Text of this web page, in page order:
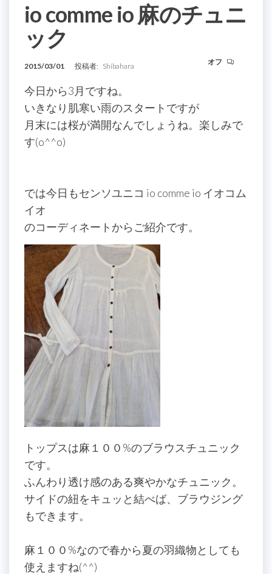
io comme io 麻のチュニ
ック
2015/03/01 投稿者: Shibahara オフ
今日から3月ですね。
いきなり肌寒い雨のスタートですが
月末には桜が満開なんでしょうね。楽しみで
す(o^^o)
では今日もセンソユニコ io comme io イオコム
イオ
のコーディネートからご紹介です。
トップスは麻１００%のブラウスチュニック
です。
ふんわり透け感のある爽やかなチュニック。
サイドの紐をキュッと結べば、ブラウジング
もできます。
麻１００%なので春から夏の羽織物としても
使えますね(^^)